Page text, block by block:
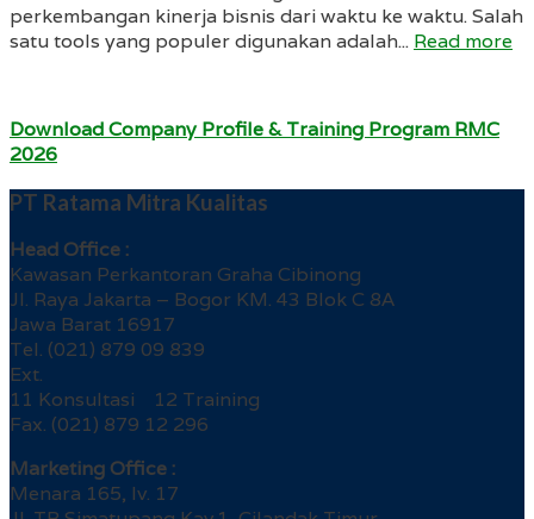
perkembangan kinerja bisnis dari waktu ke waktu. Salah
satu tools yang populer digunakan adalah... Read more
Download Company Profile & Training Program RMC
2026
PT Ratama Mitra Kualitas
Head Office :
Kawasan Perkantoran Graha Cibinong
Jl. Raya Jakarta – Bogor KM. 43 Blok C 8A
Jawa Barat 16917
Tel. (021) 879 09 839
Ext.
11 Konsultasi 12 Training
Fax. (021) 879 12 296
Marketing Office :
Menara 165, lv. 17